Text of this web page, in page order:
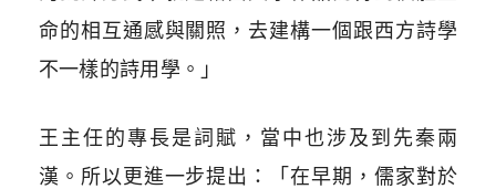
命的相互通感與關照，去建構一個跟西方詩學
不一樣的詩用學。」
王主任的專長是詞賦，當中也涉及到先秦兩
漢。所以更進一步提出：「在早期，儒家對於